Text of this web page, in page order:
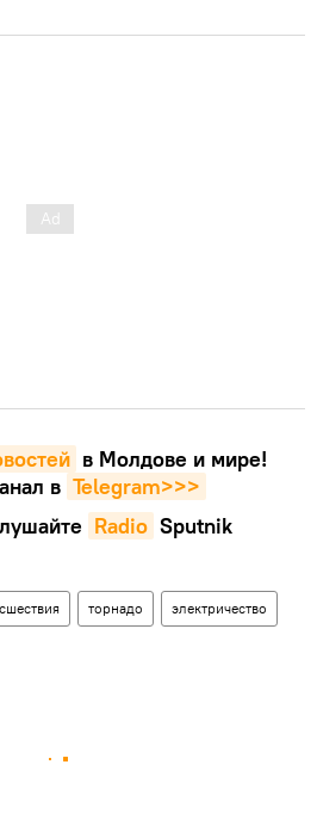
в Молдове и мире!
в Telegram>>>
Radio Sputnik
торнадо электричество